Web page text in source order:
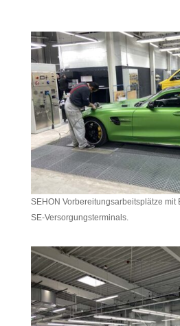
SEHON Vorbereitungsarbeitsplätze mit
SE-Versorgungsterminals.